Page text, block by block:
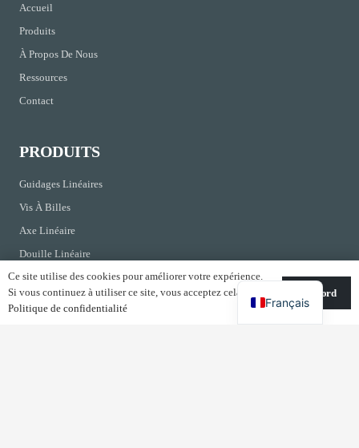
Accueil
Produits
À Propos De Nous
Ressources
Contact
PRODUITS
Guidages Linéaires
Vis À Billes
Axe Linéaire
Douille Linéaire
Support De Vis À Billes
Ce site utilise des cookies pour améliorer votre expérience.
Si vous continuez à utiliser ce site, vous acceptez cela.
Politique de confidentialité
D'accord
Français